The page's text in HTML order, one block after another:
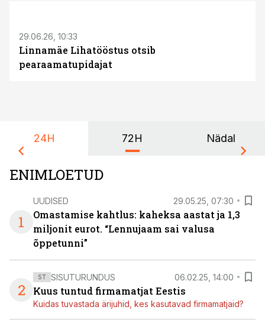
29.06.26, 10:33
Linnamäe Lihatööstus otsib
pearaamatupidajat
24H 72H Nädal
ENIMLOETUD
1
UUDISED 29.05.25, 07:30
Omastamise kahtlus: kaheksa aastat ja 1,3
miljonit eurot. “Lennujaam sai valusa
õppetunni”
2
ST SISUTURUNDUS 06.02.25, 14:00
Kuus tuntud firmamatjat Eestis
Kuidas tuvastada ärijuhid, kes kasutavad firmamatjaid?